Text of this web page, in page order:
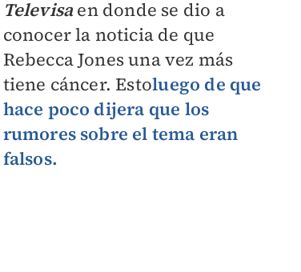
Televisaen donde se dio a
conocer la noticia de que
Rebecca Jones una vez más
tiene cáncer. Estoluego de que
hace poco dijera que los
rumores sobre el tema eran
falsos.